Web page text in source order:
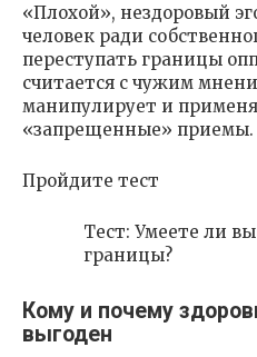
«Плохой», нездоровый
человек ради
переступать границы
считается с чужим
манипулирует и
«запрещенные» приемы.
Пройдите тест
Тест: Умеете ли
границы?
Кому и почему
выгоден